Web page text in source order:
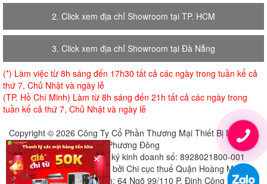
2. Click xem địa chỉ Showroom tại TP. HCM
3. Click xem địa chỉ Showroom tại Đà Nẵng
(*) Làm việc từ 8h sáng đến 17h30 tất cả các ngày trong tuần kể cả
thứ 7, Chủ Nhật và ngày lễ
(TP. Hồ Chí Minh) Làm từ 8h sáng đến 21h tất cả các ngày trong
tuần kể cả thứ 7, Chủ Nhật và ngày lễ
Copyright © 2026 Công Ty Cổ Phần Thương Mại Thiết Bị Nội Thất
Phương Đông
Giấy chứng nhận đăng ký kinh doanh số: 8928021800-001
Cấp ngày 18-07-2018 bởi Chi cục thuế Quận Hoàng Mai
Địa chỉ đăng ký trụ sở chính: 64 Ngõ 99/110 P. Định Công Hạ, Định
×